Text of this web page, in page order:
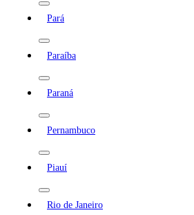
Pará
Paraíba
Paraná
Pernambuco
Piauí
Rio de Janeiro